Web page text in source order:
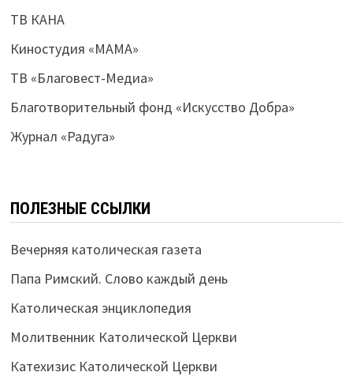
ТВ КАНА
Киностудия «МАМА»
ТВ «Благовест-Медиа»
Благотворительный фонд «Искусство Добра»
Журнал «Радуга»
ПОЛЕЗНЫЕ ССЫЛКИ
Вечерняя католическая газета
Папа Римский. Слово каждый день
Католическая энциклопедия
Молитвенник Католической Церкви
Катехизис Католической Церкви